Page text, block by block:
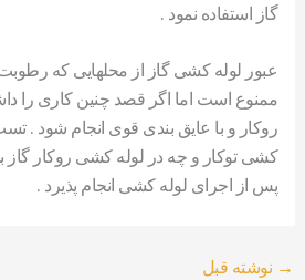
گاز استفاده نمود .
عبور لوله کشی گاز از محلهایی که
ممنوع است اما اگر قصد چنین کاری را
روکار و با عایق بندی قوی انجام شود .
کشی توکار و چه در لوله کشی روکار گاز
پس از اجرای لوله کشی انجام پذیرد .
→ نوشته قبل